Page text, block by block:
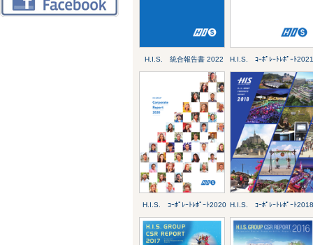
H.I.S. 統合報告書 2022 H.I.S. ｺｰﾎﾟﾚｰﾄﾚﾎﾟｰﾄ
H.I.S. ｺｰﾎﾟﾚｰﾄﾚﾎﾟｰﾄ2020 H.I.S. ｺｰﾎﾟﾚｰﾄﾚﾎﾟｰﾄ